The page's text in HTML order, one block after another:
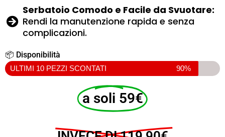
Serbatoio Comodo e Facile da Svuotare:
Rendi la manutenzione rapida e senza
complicazioni.
📦 Disponibilità
ULTIMI 10 PEZZI SCONTATI 90%
a soli 59€